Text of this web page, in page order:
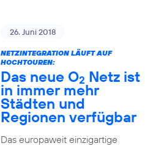
26. Juni 2018
NETZINTEGRATION LÄUFT AUF
HOCHTOUREN:
Das neue O2 Netz ist
in immer mehr
Städten und
Regionen verfügbar
Das europaweit einzigartige